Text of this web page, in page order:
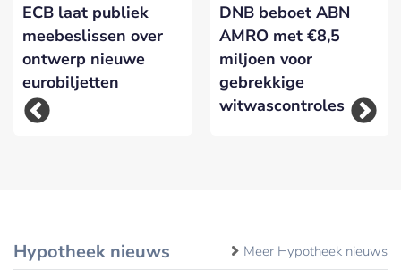
ECB laat publiek
meebeslissen over
ontwerp nieuwe
eurobiljetten
DNB beboet ABN
AMRO met €8,5
miljoen voor
gebrekkige
witwascontroles
Hypotheek nieuws Meer Hypotheek nieuws